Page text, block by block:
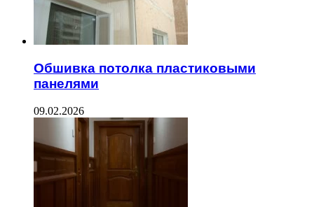
Обшивка потолка пластиковыми
панелями
09.02.2026